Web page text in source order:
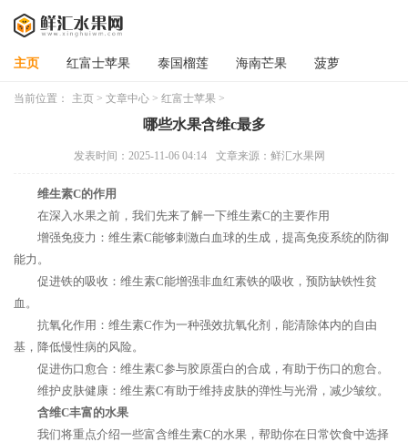
主页 红富士苹果 泰国榴莲 海南芒果 菠萝
当前位置： 主页 > 文章中心 > 红富士苹果 >
哪些水果含维c最多
发表时间：2025-11-06 04:14 文章来源：鲜汇水果网
维生素C的作用
在深入水果之前，我们先来了解一下维生素C的主要作用
增强免疫力：维生素C能够刺激白血球的生成，提高免疫系统的防御
能力。
促进铁的吸收：维生素C能增强非血红素铁的吸收，预防缺铁性贫
血。
抗氧化作用：维生素C作为一种强效抗氧化剂，能清除体内的自由
基，降低慢性病的风险。
促进伤口愈合：维生素C参与胶原蛋白的合成，有助于伤口的愈合。
维护皮肤健康：维生素C有助于维持皮肤的弹性与光滑，减少皱纹。
含维C丰富的水果
我们将重点介绍一些富含维生素C的水果，帮助你在日常饮食中选择